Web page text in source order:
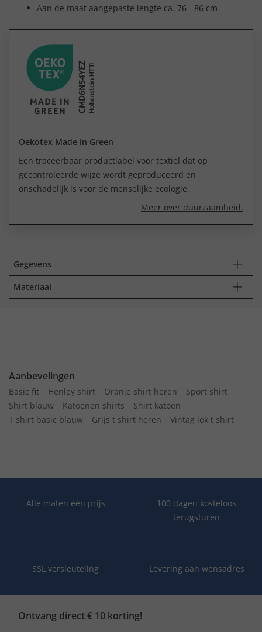
Aan de maat aangepaste lengte ca. 76 - 86 cm
Oekotex Made in Green
Een traceerbaar productlabel voor textiel dat op
gecontroleerde wijze wordt geproduceerd en
onschadelijk is voor de menselijke ecologie.
Meer over duurzaamheid.
Gegevens
Materiaal
Aanbevelingen
Basic fit Henley shirt Oranje shirt heren
Sport shirt
Shirt blauw
Katoenen shirts
Shirt katoen
T shirt basic blauw
Grijs t shirt heren Vintag lok t shirt
Alle maten één prijs
100 dagen kosteloos
terugsturen
SSL versleuteling Levering aan wensadres
Ontvang direct € 10 korting!